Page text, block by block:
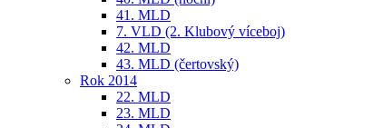
41. MLD
7. VLD (2. Klubový víceboj)
42. MLD
43. MLD (čertovský)
Rok 2014
22. MLD
23. MLD